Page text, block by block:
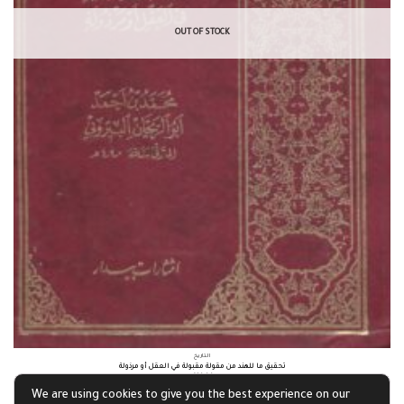
OUT OF STOCK
التاريخ
تحقيق ما للهند من مقولة مقبولة في العقل أو مرذولة
£21.14
Read more
We are using cookies to give you the best experience on our